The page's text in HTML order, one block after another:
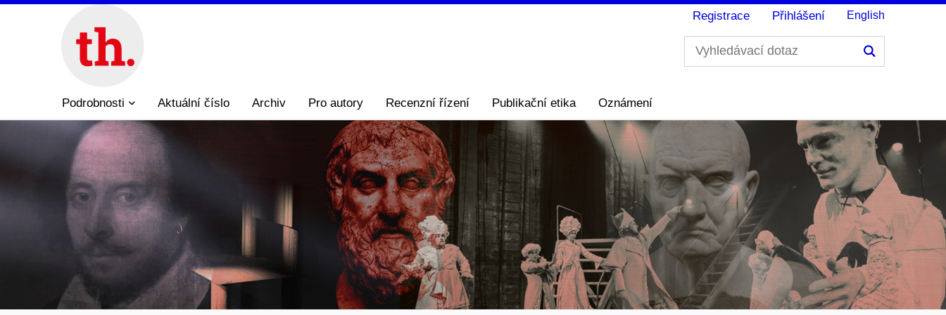
Registrace Přihlášení English
Podrobnosti Aktuální číslo Archiv Pro autory Recenzní řízení Publikační etika Oznámení